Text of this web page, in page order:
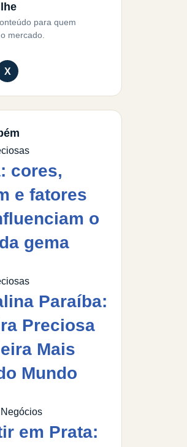
para quem
mercado.
X
cores,
e fatores
o
gema
Paraíba:
Preciosa
Mais
Mundo
em Prata: